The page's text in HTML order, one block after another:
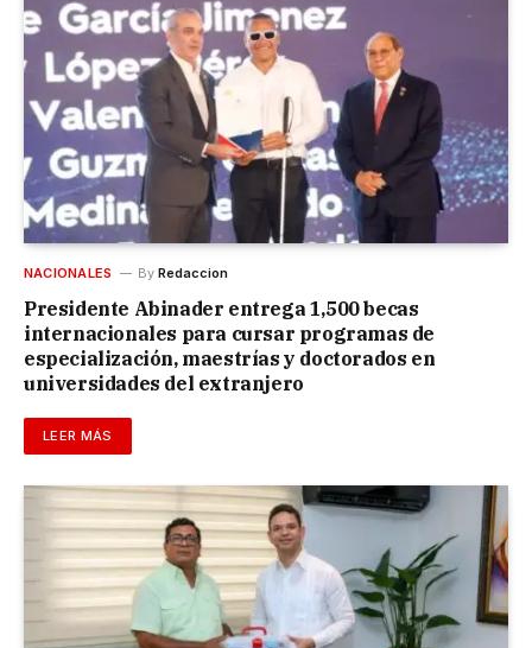
NACIONALES By Redaccion
Presidente Abinader entrega 1,500 becas
internacionales para cursar programas de
especialización, maestrías y doctorados en
universidades del extranjero
LEER MÁS